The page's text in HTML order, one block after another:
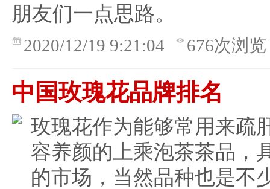
朋友们一点思路。
2020/12/19 9:21:04 676次浏览
中国玫瑰花品牌排名
玫瑰花作为能够常用来疏
容养颜的上乘泡茶茶品，
的市场，当然品种也是不